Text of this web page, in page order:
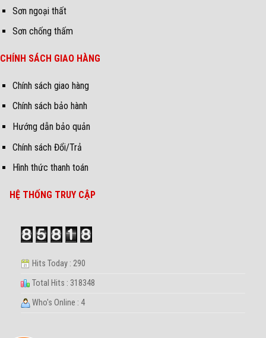
Sơn ngoại thất
Sơn chống thấm
CHÍNH SÁCH GIAO HÀNG
Chính sách giao hàng
Chính sách bảo hành
Hướng dẫn bảo quản
Chính sách Đổi/Trả
Hình thức thanh toán
HỆ THỐNG TRUY CẬP
Hits Today : 290
Total Hits : 318348
Who's Online : 4